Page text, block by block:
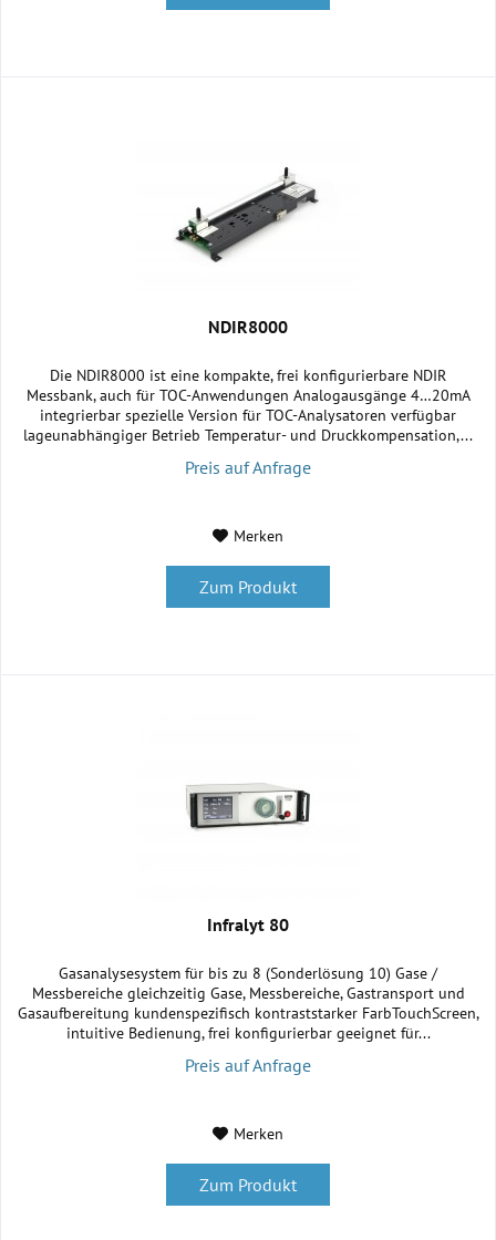
NDIR8000
Die NDIR8000 ist eine kompakte, frei konfigurierbare NDIR
Messbank, auch für TOC-Anwendungen Analogausgänge 4…20mA
integrierbar spezielle Version für TOC-Analysatoren verfügbar
lageunabhängiger Betrieb Temperatur- und Druckkompensation,...
Preis auf Anfrage
Merken
Zum Produkt
Infralyt 80
Gasanalysesystem für bis zu 8 (Sonderlösung 10) Gase /
Messbereiche gleichzeitig Gase, Messbereiche, Gastransport und
Gasaufbereitung kundenspezifisch kontraststarker FarbTouchScreen,
intuitive Bedienung, frei konfigurierbar geeignet für...
Preis auf Anfrage
Merken
Zum Produkt